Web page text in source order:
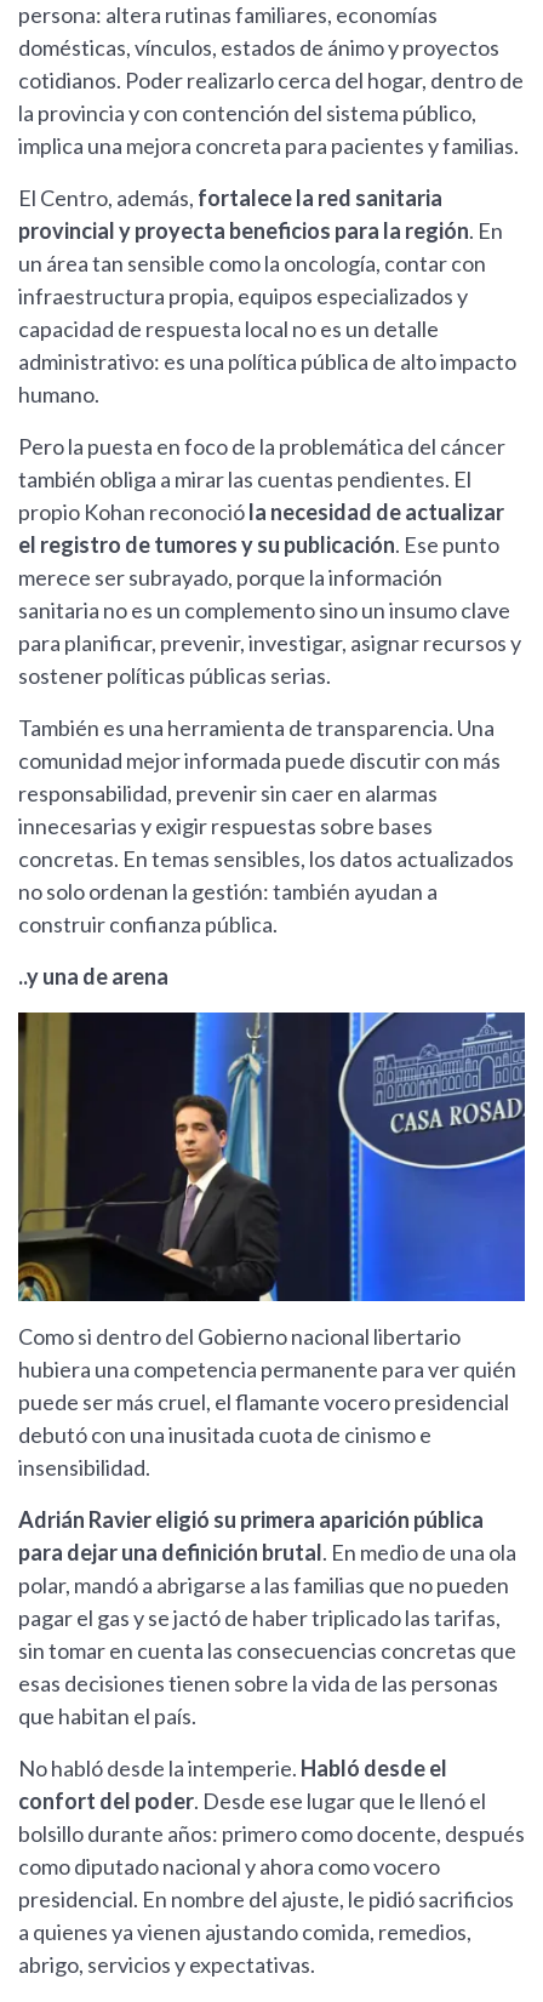
persona: altera rutinas familiares, economías
domésticas, vínculos, estados de ánimo y proyectos
cotidianos. Poder realizarlo cerca del hogar, dentro de
la provincia y con contención del sistema público,
implica una mejora concreta para pacientes y familias.
El Centro, además, fortalece la red sanitaria
provincial y proyecta beneficios para la región. En
un área tan sensible como la oncología, contar con
infraestructura propia, equipos especializados y
capacidad de respuesta local no es un detalle
administrativo: es una política pública de alto impacto
humano.
Pero la puesta en foco de la problemática del cáncer
también obliga a mirar las cuentas pendientes. El
propio Kohan reconocióla necesidad de actualizar
el registro de tumores y su publicación. Ese punto
merece ser subrayado, porque la información
sanitaria no es un complemento sino un insumo clave
para planificar, prevenir, investigar, asignar recursos y
sostener políticas públicas serias.
También es una herramienta de transparencia. Una
comunidad mejor informada puede discutir con más
responsabilidad, prevenir sin caer en alarmas
innecesarias y exigir respuestas sobre bases
concretas. En temas sensibles, los datos actualizados
no solo ordenan la gestión: también ayudan a
construir confianza pública.
..y una de arena
Como si dentro del Gobierno nacional libertario
hubiera una competencia permanente para ver quién
puede ser más cruel, el flamante vocero presidencial
debutó con una inusitada cuota de cinismo e
insensibilidad.
Adrián Ravier eligió su primera aparición pública
para dejar una definición brutal. En medio de una ola
polar, mandó a abrigarse a las familias que no pueden
pagar el gas y se jactó de haber triplicado las tarifas,
sin tomar en cuenta las consecuencias concretas que
esas decisiones tienen sobre la vida de las personas
que habitan el país.
No habló desde la intemperie. Habló desde el
confort del poder. Desde ese lugar que le llenó el
bolsillo durante años: primero como docente, después
como diputado nacional y ahora como vocero
presidencial. En nombre del ajuste, le pidió sacrificios
a quienes ya vienen ajustando comida, remedios,
abrigo, servicios y expectativas.